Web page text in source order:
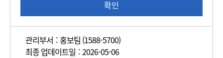
사
확인
관리부서 : 홍보팀 (1588-5700)
최종 업데이트일 : 2026-05-06